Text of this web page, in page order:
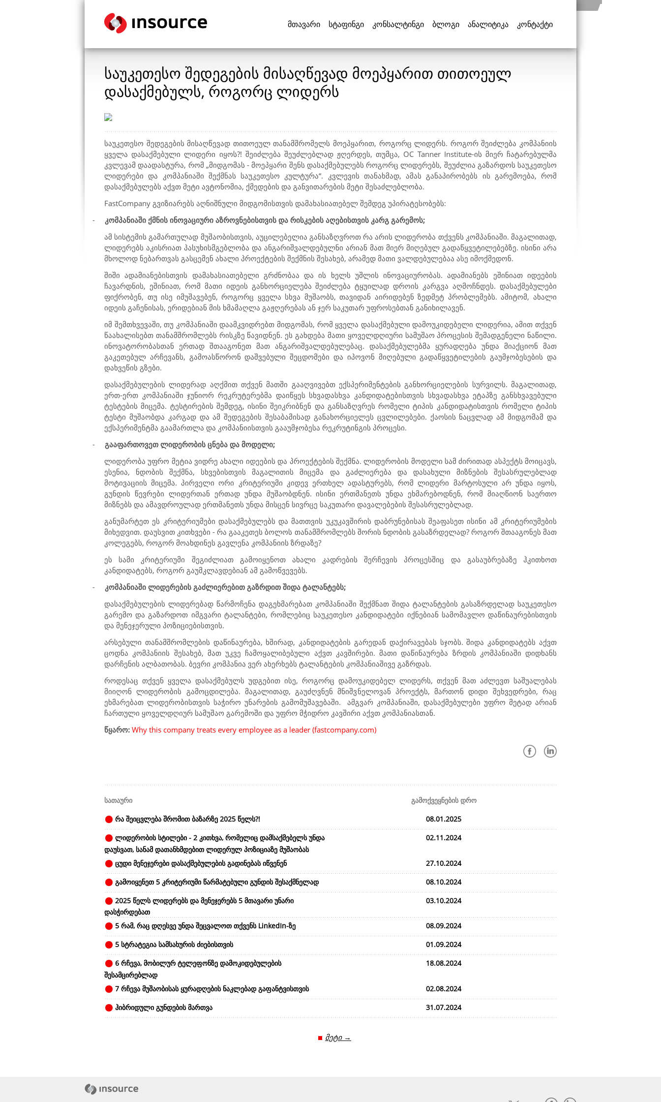
მთავარი სტაფინგი კონსალტინგი ბლოგი ანალიტიკა კონტაქტი
საუკეთესო შედეგების მისაღწევად მოეპყარით თითოეულ
დასაქმებულს, როგორც ლიდერს
საუკეთესო შედეგების მისაღწევად თითოეულ თანამშრომელს მოეპყარით, როგორც ლიდერს. როგორ შეიძლება კომპანიის
ყველა დასაქმებული ლიდერი იყოს?! შეიძლება შეუძლებლად ჟღერდეს, თუმცა, OC Tanner Institute-ის მიერ ჩატარებულმა
კვლევამ დაადასტურა, რომ „მიდგომას - მოეპყარი შენს დასაქმებულებს როგორც ლიდერებს, შეუძლია გაზარდოს საუკეთესო
ლიდერები და კომპანიაში შექმნას საუკეთესო კულტურა“. კვლევის თანახმად, ამას განაპირობებს ის გარემოება, რომ
დასაქმებულებს აქვთ მეტი ავტონომია, ქმედების და განვითარების მეტი შესაძლებლობა.
FastCompany გვიზიარებს აღნიშნული მიდგომისთვის დამახასიათებელ შემდეგ უპირატესობებს:
-
კომპანიაში ქმნის ინოვაციური აზროვნებისთვის და რისკების აღებისთვის კარგ გარემოს;
ამ სისტემის გამართულად მუშაობისთვის, აუცილებელია განსაზღვროთ რა არის ლიდერობა თქვენს კომპანიაში. მაგალითად,
ლიდერებს აკისრიათ პასუხისმგებლობა და ანგარიშვალდებულნი არიან მათ მიერ მიღებულ გადაწყვეტილებებზე. ისინი არა
მხოლოდ ნებართვას გასცემენ ახალი პროექტების შექმნის შესახებ, არამედ მათი ვალდებულებაა ასე იმოქმედონ.
შიში ადამიანებისთვის დამახასიათებელი გრძნობაა და ის ხელს უშლის ინოვაციურობას. ადამიანებს ეშინიათ იდეების
ჩავარდნის, ეშინიათ, რომ მათი იდეის განხორციელება შეიძლება ტყუილად დროის კარგვა აღმოჩნდეს. დასაქმებულები
ფიქრობენ, თუ ისე იმუშავებენ, როგორც ყველა სხვა მუშაობს, თავიდან აირიდებენ ზედმეტ პრობლემებს. ამიტომ, ახალი
იდეის გაჩენისას, ერიდებიან მის ხმამაღლა გაჟღერებას ან ჯერ საკუთარ უფროსებთან განიხილავენ.
იმ შემთხვევაში, თუ კომპანიაში დაამკვიდრებთ მიდგომას, რომ ყველა დასაქმებული დამოუკიდებელი ლიდერია, ამით თქვენ
წაახალისებთ თანამშრომლებს რისკზე წავიდნენ. ეს გახდება მათი ყოველდღიური სამუშაო პროცესის შემადგენელი ნაწილი.
ინოვატორობასთან ერთად შთააგონეთ მათ ანგარიშვალდებულებაც. დასაქმებულებმა ყურადღება უნდა მიაქციონ მათ
გაკეთებულ არჩევანს, გამოასწორონ დაშვებული შეცდომები და იპოვონ მიღებული გადაწყვეტილების გაუმჯობესების და
დახვეწის გზები.
დასაქმებულების ლიდერად აღქმით თქვენ მათში გააღვივებთ ექსპერიმენტების განხორციელების სურვილს. მაგალითად,
ერთ-ერთ კომპანიაში ჯუნიორ რეკრუტერებმა დაიწყეს სხვადასხვა კანდიდატებისთვის სხვადასხვა ეტაპზე განსხვავებული
ტესტების მიცემა. ტესტირების შემდეგ, ისინი შეიკრიბნენ და განსაზღვრეს რომელი ტიპის კანდიდატისთვის რომელი ტიპის
ტესტი მუშაობდა კარგად და ამ შედეგების შესაბამისად განახორციელეს ცვლილებები. ქაოსის ნაცვლად ამ მიდგომამ და
ექსპერიმენტმა გაამართლა და კომპანიისთვის გააუმჯობესა რეკრუტინგის პროცესი.
-
გააფართოვეთ ლიდერობის ცნება და მოდელი;
ლიდერობა უფრო მეტია ვიდრე ახალი იდეების და პროექტების შექმნა. ლიდერობის მოდელი სამ ძირითად ასპექტს მოიცავს,
ესენია, ნდობის შექმნა, სხვებისთვის მაგალითის მიცემა და გაძლიერება და დასახული მიზნების შესასრულებლად
მოტივაციის მიცემა. პირველი ორი კრიტერიუმი კიდევ ერთხელ ადასტურებს, რომ ლიდერი მარტოსული არ უნდა იყოს,
გუნდის წევრები ლიდერთან ერთად უნდა მუშაობდნენ. ისინი ერთმანეთს უნდა ეხმარებოდნენ, რომ მიაღწიონ საერთო
მიზნებს და ამავდროულად ერთმანეთს უნდა მისცენ სივრცე საკუთარი დავალებების შესასრულებლად.
განუმარტეთ ეს კრიტერიუმები დასაქმებულებს და მათთვის უკუკავშირის დაბრუნებისას შეაფასეთ ისინი ამ კრიტერიუმების
მიხედვით. დაუსვით კითხვები - რა გააკეთეს ბოლოს თანამშრომლებს შორის ნდობის გასაზრდელად? როგორ შთააგონეს მათ
კოლეგებს, როგორ მოახდინეს გავლენა კომპანიის ზრდაზე?
ეს სამი კრიტერიუმი შეგიძლიათ გამოიყენოთ ახალი კადრების შერჩევის პროცესშიც და გასაუბრებაზე ჰკითხოთ
კანდიდატებს, როგორ გაუმკლავდებიან ამ გამოწვევებს.
-
კომპანიაში ლიდერების გაძლიერებით გაზრდით შიდა ტალანტებს;
დასაქმებულების ლიდერებად წარმოჩენა დაგეხმარებათ კომპანიაში შექმნათ შიდა ტალანტების გასაზრდელად საუკეთესო
გარემო და გაზარდოთ იმგვარი ტალანტები, რომლებიც საუკეთესო კანდიდატები იქნებიან სამომავლო დაწინაურებისთვის
და მენეჯერული პოზიციებისთვის.
არსებული თანამშრომლების დაწინაურება, ხშირად, კანდიდატების გარედან დაქირავებას სჯობს. შიდა კანდიდატებს აქვთ
ცოდნა კომპანიის შესახებ, მათ უკვე ჩამოყალიბებული აქვთ კავშირები. მათი დაწინაურება ზრდის კომპანიაში დიდხანს
დარჩენის ალბათობას. ბევრი კომპანია ვერ ახერხებს ტალანტების კომპანიაშივე გაზრდას.
როდესაც თქვენ ყველა დასაქმებულს უდგებით ისე, როგორც დამოუკიდებელ ლიდერს, თქვენ მათ აძლევთ საშუალებას
მიიღონ ლიდერობის გამოცდილება. მაგალითად, გაუძღვნენ მნიშვნელოვან პროექტს, მართონ დიდი შეხვედრები, რაც
ეხმარებათ ლიდერობისთვის საჭირო უნარების გამომუშავებაში.
ამგვარ კომპანიაში, დასაქმებულები უფრო მეტად არიან
ჩართული ყოველდღიურ სამუშაო გარემოში და უფრო მჭიდრო კავშირი აქვთ კომპანიასთან.
წყარო: Why this company treats every employee as a leader (fastcompany.com)
სათაური
გამოქვეყნების დრო
რა შეიცვლება შრომით ბაზარზე 2025 წელს?!
08.01.2025
ლიდერობის სტილები - 2 კითხვა, რომელიც დამსაქმებელს უნდა
დაუსვათ, სანამ დათანხმდებით ლიდერულ პოზიციაზე მუშაობას
02.11.2024
ცუდი მენეჯერები დასაქმებულების გადინებას იწვენენ
27.10.2024
გამოიყენეთ 5 კრიტერიუმი წარმატებული გუნდის შესაქმნელად
08.10.2024
2025 წელს ლიდერებს და მენეჯერებს 5 მთავარი უნარი
დასჭირდებათ
03.10.2024
5 რამ, რაც დღესვე უნდა შეცვალოთ თქვენს LinkedIn-ზე
08.09.2024
5 სტრატეგია სამსახურის ძიებისთვის
01.09.2024
6 რჩევა, მობილურ ტელეფონზე დამოკიდებულების
შესამცირებლად
18.08.2024
7 რჩევა მუშაობისას ყურადღების ნაკლებად გაფანტვისთვის
02.08.2024
ჰიბრიდული გუნდების მართვა
31.07.2024
მეტი →